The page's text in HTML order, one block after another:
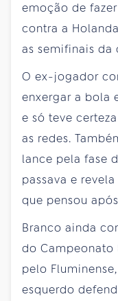
emoção de
contra a
as semifinais da
O ex-jogador
enxergar a bola
e só teve
as redes.
lance pela fase
passava e
que pensou
Branco ainda
do Campeonato
pelo
esquerdo